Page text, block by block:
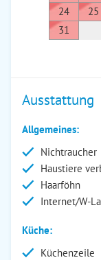
24
25
31
Ausstattung
Allgemeines:
Nichtraucher
Haustiere
Haarföhn
Internet/W-
Küche:
Küchenzeile